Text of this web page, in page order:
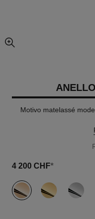
ingrandimento dell’immagine
Motivo matelassé
4 200 CHF*
variante (3)